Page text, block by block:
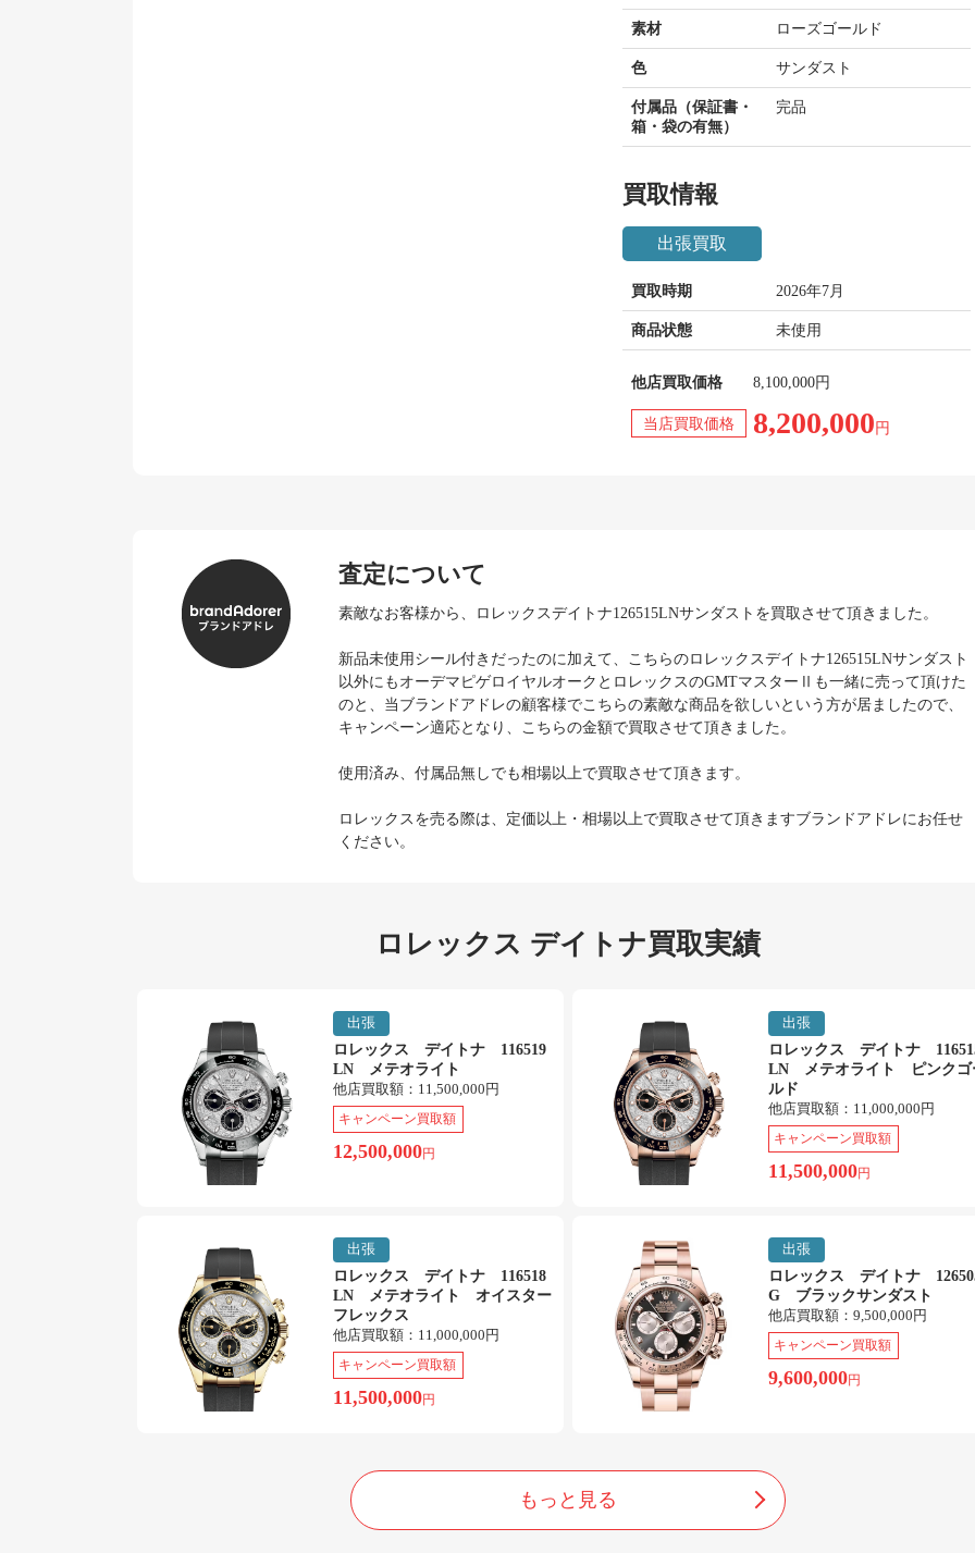
素材 ローズゴールド
色 サンダスト
付属品（保証書・
箱・袋の有無）
完品
買取情報
出張買取
買取時期 2026年7月
商品状態 未使用
他店買取価格 8,100,000円
当店買取価格 8,200,000 円
査定について
素敵なお客様から、ロレックスデイトナ126515LNサンダストを買取させて頂きました。
新品未使用シール付きだったのに加えて、こちらのロレックスデイトナ126515LNサンダスト
以外にもオーデマピゲロイヤルオークとロレックスのGMTマスターⅡも一緒に売って頂けた
のと、当ブランドアドレの顧客様でこちらの素敵な商品を欲しいという方が居ましたので、
キャンペーン適応となり、こちらの金額で買取させて頂きました。
使用済み、付属品無しでも相場以上で買取させて頂きます。
ロレックスを売る際は、定価以上・相場以上で買取させて頂きますブランドアドレにお任せ
ください。
ロレックス デイトナ買取実績
出張
ロレックス デイトナ 116519
LN メテオライト
他店買取額： 11,500,000円
キャンペーン買取額
12,500,000円
出張
ロレックス デイトナ
LN メテオライト ピンクゴ
ルド
他店買取額： 11,000,000円
キャンペーン買取額
11,500,000円
出張
ロレックス デイトナ 116518
LN メテオライト オイスター
フレックス
他店買取額： 11,000,000円
キャンペーン買取額
11,500,000円
出張
ロレックス デイトナ
G ブラックサンダスト
他店買取額： 9,500,000円
キャンペーン買取額
9,600,000円
もっと見る